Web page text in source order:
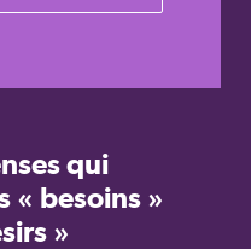
qui
« besoins »
»